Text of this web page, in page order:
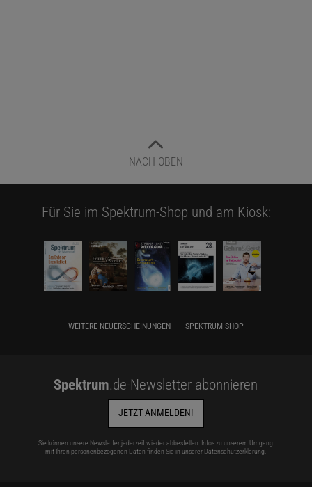
NACH OBEN
Für Sie im Spektrum-Shop und am Kiosk:
WEITERE NEUERSCHEINUNGEN SPEKTRUM SHOP
Spektrum.de-Newsletter abonnieren
JETZT ANMELDEN!
Sie können unsere Newsletter jederzeit wieder abbestellen. Infos zu unserem Umgang
mit Ihren personenbezogenen Daten finden Sie in unserer Datenschutzerklärung